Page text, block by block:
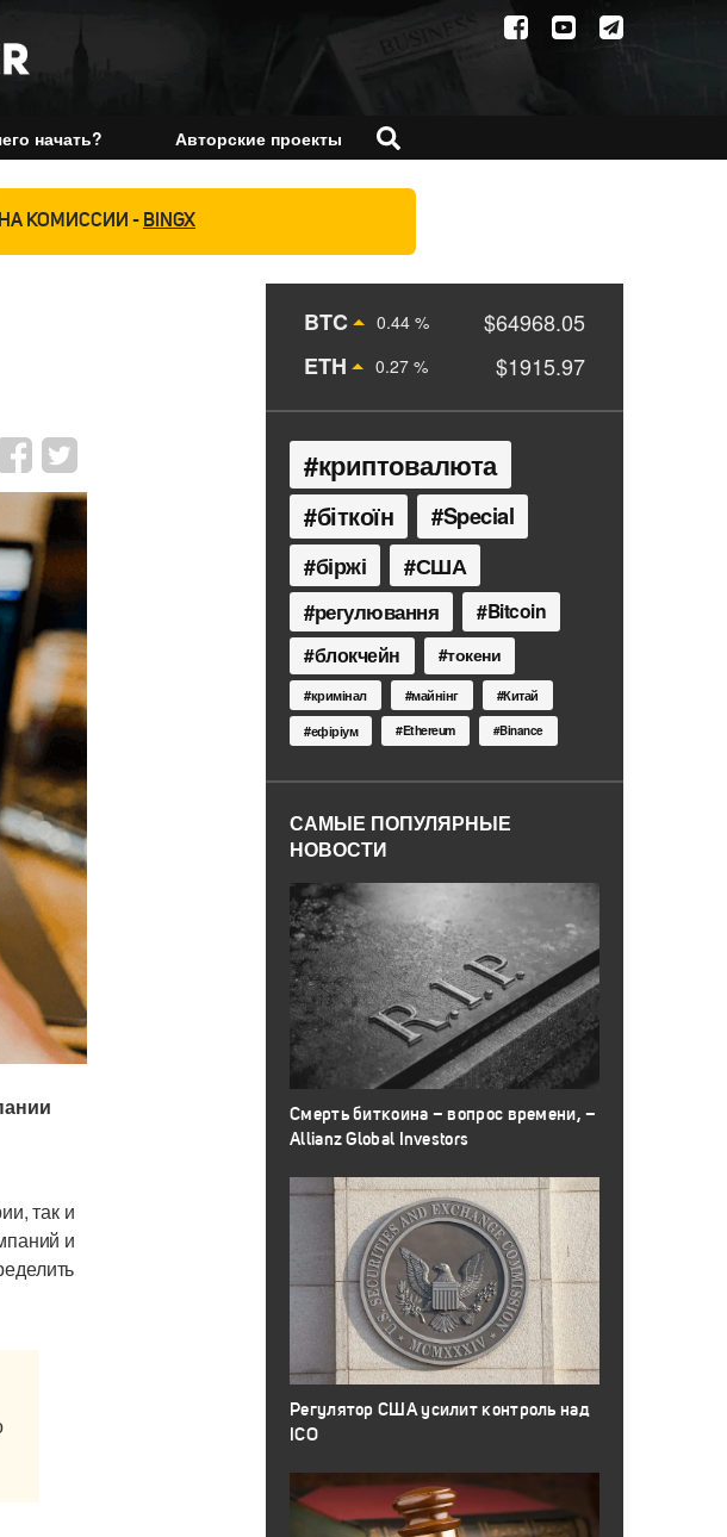
начать? Авторские проекты
НА КОМИССИИ - BINGX
так и
и
BTC 0.44 %
$64968.05
ETH
0.27 % $1915.97
криптовалюта
біткоїн Special
біржі США
регулювання Bitcoin
блокчейн токени
кримінал майнінг
Китай
ефіріум
Ethereum Binance
САМЫЕ ПОПУЛЯРНЫЕ
НОВОСТИ
Смерть биткоина – вопрос времени, –
Allianz Global Investors
Регулятор США усилит контроль над
ICO